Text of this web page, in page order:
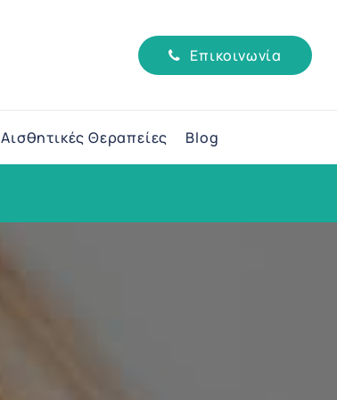
Επικοινωνία
Αισθητικές Θεραπείες Blog